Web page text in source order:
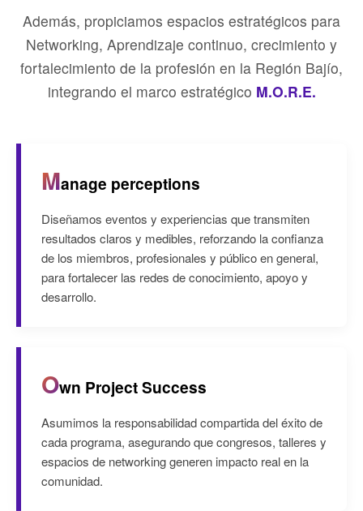
Además, propiciamos espacios estratégicos para
Networking, Aprendizaje continuo, crecimiento y
fortalecimiento de la profesión en la Región Bajío,
integrando el marco estratégico M.O.R.E.
Manage perceptions
Diseñamos eventos y experiencias que transmiten
resultados claros y medibles, reforzando la confianza
de los miembros, profesionales y público en general,
para fortalecer las redes de conocimiento, apoyo y
desarrollo.
Own Project Success
Asumimos la responsabilidad compartida del éxito de
cada programa, asegurando que congresos, talleres y
espacios de networking generen impacto real en la
comunidad.